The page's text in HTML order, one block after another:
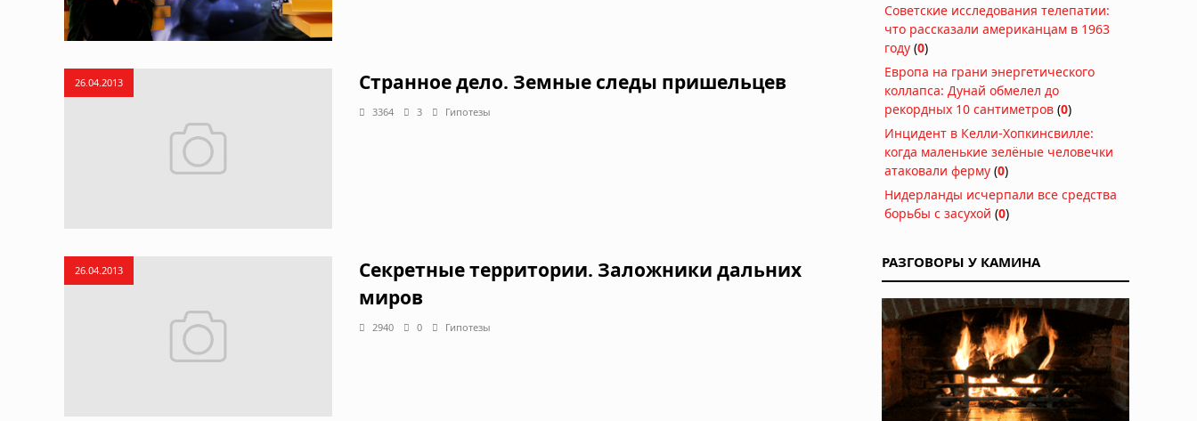
26.04.2013 Странное дело. Земные следы пришельцев
3364 3 Гипотезы
26.04.2013
Секретные территории. Заложники дальних
миров
2940 0 Гипотезы
Советские исследования телепатии:
что рассказали американцам в 1963
году (0)
Европа на грани энергетического
коллапса: Дунай обмелел до
рекордных 10 сантиметров (0)
Инцидент в Келли-Хопкинсвилле:
когда маленькие зелёные человечки
атаковали ферму (0)
Нидерланды исчерпали все средства
борьбы с засухой (0)
РАЗГОВОРЫ У КАМИНА